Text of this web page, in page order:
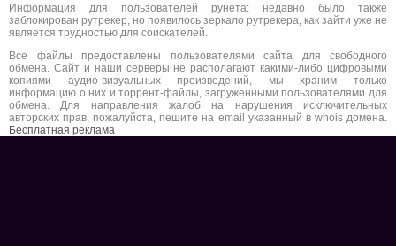
Информация для пользователей рунета: недавно было также
заблокирован рутрекер, но появилось зеркало рутрекера, как зайти уже не
является трудностью для соискателей.
Все файлы предоставлены пользователями сайта для свободного
обмена. Сайт и наши серверы не располагают какими-либо цифровыми
копиями аудио-визуальных произведений, мы храним только
информацию о них и торрент-файлы, загруженными пользователями для
обмена. Для направления жалоб на нарушения исключительных
авторских прав, пожалуйста, пешите на email указанный в whois домена.
Бесплатная реклама